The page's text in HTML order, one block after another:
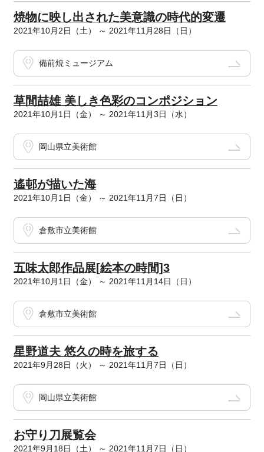
焼物に映し出された美意識の時代的変遷
2021年10月2日（土） ～ 2021年11月28日（日）
備前焼ミュージアム
草間喆雄 美しき色彩のコンポジション
2021年10月1日（金） ～ 2021年11月3日（水）
岡山県立美術館
遙邨が描いた海
2021年10月1日（金） ～ 2021年11月7日（日）
倉敷市立美術館
五味太郎作品展[絵本の時間]3
2021年10月1日（金） ～ 2021年11月14日（日）
倉敷市立美術館
星野道夫 悠久の時を旅する
2021年9月28日（火） ～ 2021年11月7日（日）
岡山県立美術館
お守り刀展覧会
2021年9月18日（土） ～ 2021年11月7日（日）